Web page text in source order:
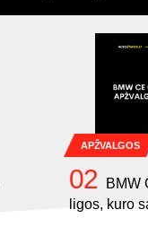
APŽVALGOS
BMW
ligos, kuro